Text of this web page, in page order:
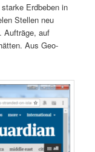
Erdbeben in
Stellen neu
Aufträge, auf
Aus Geo-